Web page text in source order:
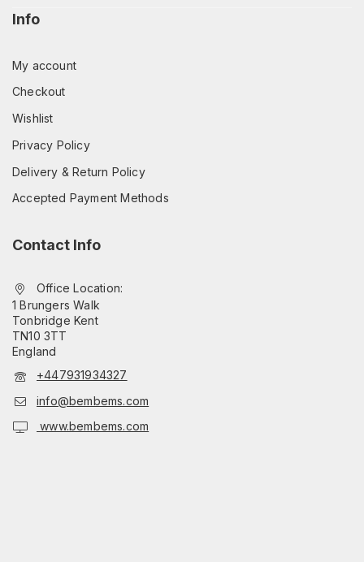
Info
My account
Checkout
Wishlist
Privacy Policy
Delivery & Return Policy
Accepted Payment Methods
Contact Info
Office Location:
1 Brungers Walk
Tonbridge Kent
TN10 3TT
England
+447931934327
info@bembems.com
www.bembems.com